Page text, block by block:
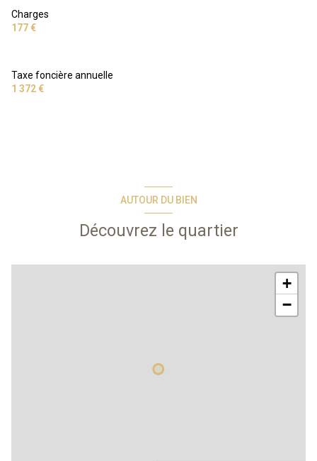
Charges
177 €
Taxe foncière annuelle
1 372 €
AUTOUR DU BIEN
Découvrez le quartier
+
−